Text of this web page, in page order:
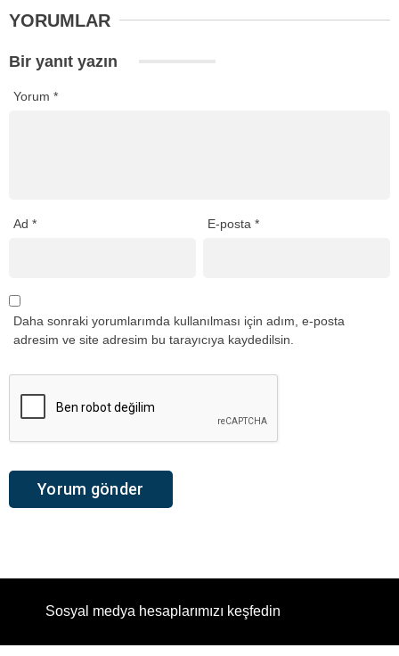
YORUMLAR
Bir yanıt yazın
Yorum *
Ad * E-posta*
Daha sonraki yorumlarımda kullanılması için adım, e-posta
adresim ve site adresim bu tarayıcıya kaydedilsin.
Sosyal medya hesaplarımızı keşfedin